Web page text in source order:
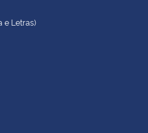
e Letras)